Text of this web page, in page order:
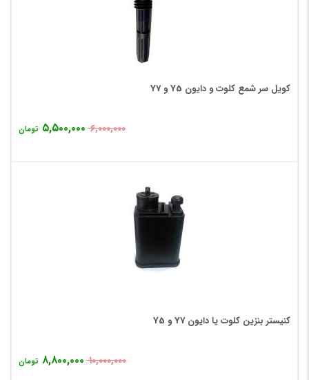
کویل سر شمع کلوت و دایون Y5 و Y7
۶,۰۰۰,۰۰۰ ۵,۵۰۰,۰۰۰ تومان
کنیستر بنزین کلوت یا دایون Y7 و Y5
۱۰,۰۰۰,۰۰۰ ۸,۸۰۰,۰۰۰ تومان